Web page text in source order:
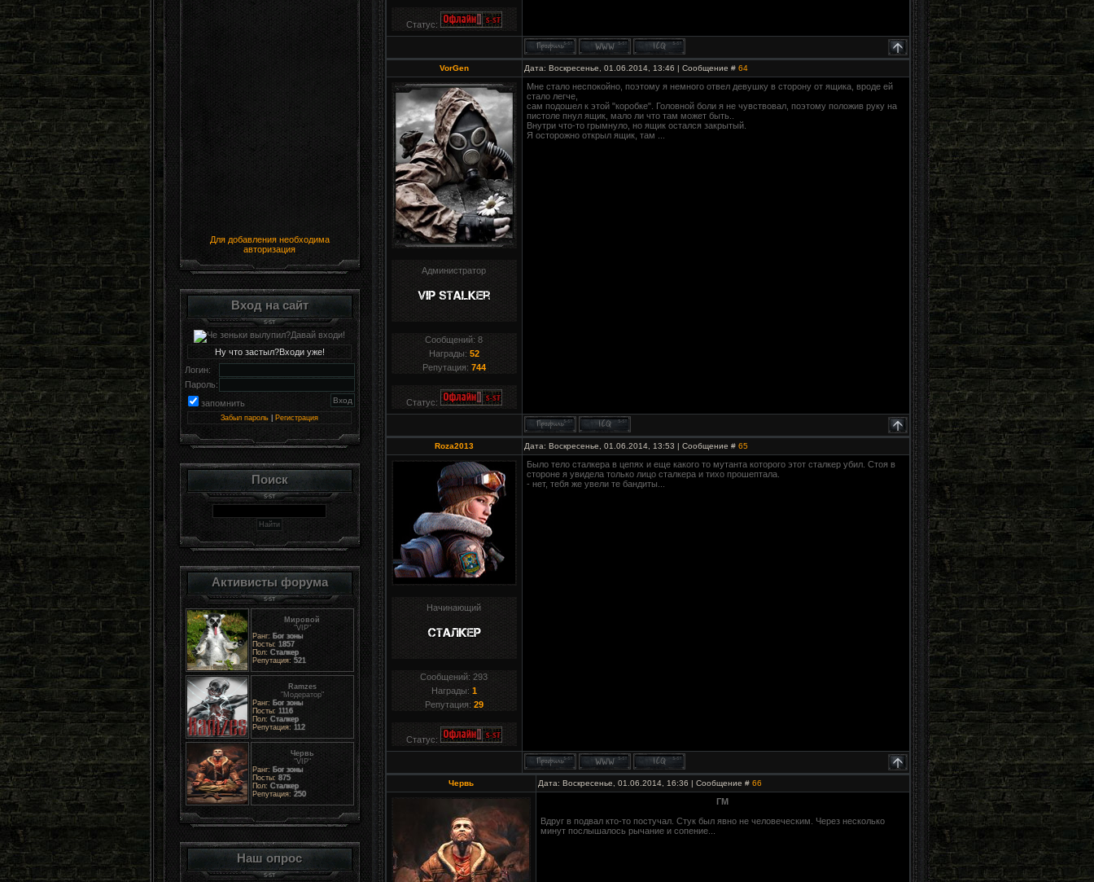
Для добавления необходима
авторизация
Вход на сайт
Ну что застыл?Входи уже!
Логин:
Пароль:
запомнить
Забыл пароль Регистрация
Поиск
Активисты форума
Мировой
"VIP"
Ранг: Бог зоны
Посты: 1857
Пол: Сталкер
Репутация: 521
Ramzes
"Модератор"
Ранг: Бог зоны
Посты: 1116
Пол: Сталкер
Репутация: 112
Червь
"VIP"
Ранг: Бог зоны
Посты: 875
Пол: Сталкер
Репутация: 250
Наш опрос
Статус:
VorGen Дата: Воскресенье, 01.06.2014, 13:46 | Сообщение # 64
Администратор
Сообщений: 8
Награды: 52
Репутация: 744
Статус:
Мне стало неспокойно, поэтому я немного отвел девушку в сторону от ящика, вроде ей
стало легче,
сам подошел к этой "коробке". Головной боли я не чувствовал, поэтому положив руку на
пистоле пнул ящик, мало ли что там может быть..
Внутри что-то грымнуло, но ящик остался закрытый.
Я осторожно открыл ящик, там ...
Roza2013 Дата: Воскресенье, 01.06.2014, 13:53 | Сообщение # 65
Начинающий
Сообщений: 293
Награды: 1
Репутация: 29
Статус:
Было тело сталкера в цепях и еще какого то мутанта которого этот сталкер убил. Стоя в
стороне я увидела только лицо сталкера и тихо прошептала.
- нет, тебя же увели те бандиты...
Червь Дата: Воскресенье, 01.06.2014, 16:36 | Сообщение # 66
ГМ
Вдруг в подвал кто-то постучал. Стук был явно не человеческим. Через несколько
минут послышалось рычание и сопение...